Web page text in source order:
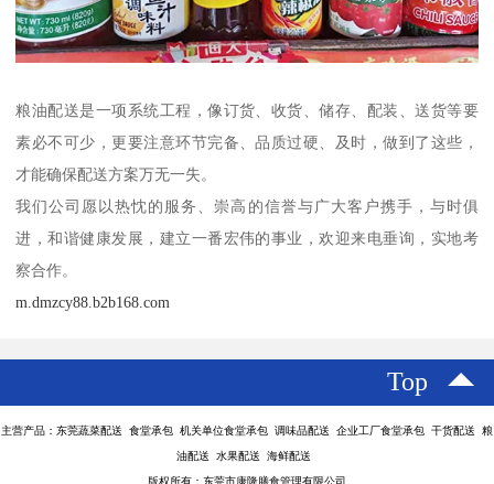
粮油配送是一项系统工程，像订货、收货、储存、配装、送货等要
素必不可少，更要注意环节完备、品质过硬、及时，做到了这些，
才能确保配送方案万无一失。
我们公司愿以热忱的服务、崇高的信誉与广大客户携手，与时俱
进，和谐健康发展，建立一番宏伟的事业，欢迎来电垂询，实地考
察合作。
m.dmzcy88.b2b168.com
Top
主营产品：东莞蔬菜配送 食堂承包 机关单位食堂承包 调味品配送 企业工厂食堂承包 干货配送 粮
油配送 水果配送 海鲜配送
版权所有：东莞市康隆膳食管理有限公司